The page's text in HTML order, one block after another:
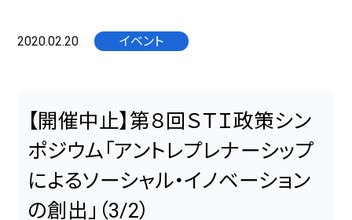
2020.02.20 イベント
【開催中止】第８回ＳＴＩ政策シン
ポジウム「アントレプレナーシップ
によるソーシャル・イノベーション
の創出」（3/2）